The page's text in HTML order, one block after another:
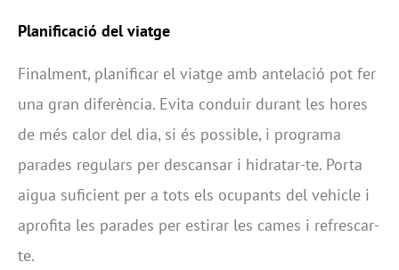
Planificació del viatge
Finalment, planificar el viatge amb antelació pot fer
una gran diferència. Evita conduir durant les hores
de més calor del dia, si és possible, i programa
parades regulars per descansar i hidratar-te. Porta
aigua suficient per a tots els ocupants del vehicle i
aprofita les parades per estirar les cames i refrescar-
te.